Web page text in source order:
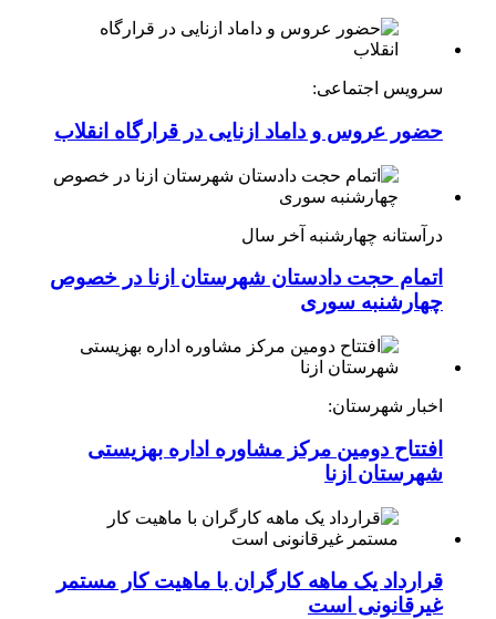
سرویس اجتماعی:
حضور عروس و داماد ازنایی در قرارگاه انقلاب
درآستانه چهارشنبه آخر سال
اتمام حجت دادستان شهرستان ازنا در خصوص
چهارشنبه ‌سوری
اخبار شهرستان:
افتتاح دومین مرکز مشاوره اداره بهزیستی
شهرستان ازنا
قرارداد یک ماهه کارگران با ماهیت کار مستمر
غیرقانونی است